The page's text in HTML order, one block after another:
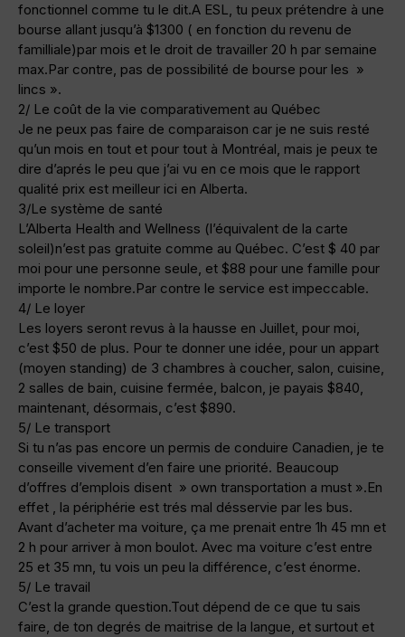
fonctionnel comme tu le dit.A ESL, tu peux prétendre à une
bourse allant jusqu’à $1300 ( en fonction du revenu de
familliale)par mois et le droit de travailler 20 h par semaine
max.Par contre, pas de possibilité de bourse pour les »
lincs ».
2/ Le coût de la vie comparativement au Québec
Je ne peux pas faire de comparaison car je ne suis resté
qu’un mois en tout et pour tout à Montréal, mais je peux te
dire d’aprés le peu que j’ai vu en ce mois que le rapport
qualité prix est meilleur ici en Alberta.
3/Le système de santé
L’Alberta Health and Wellness (l’équivalent de la carte
soleil)n’est pas gratuite comme au Québec. C’est $ 40 par
moi pour une personne seule, et $88 pour une famille pour
importe le nombre.Par contre le service est impeccable.
4/ Le loyer
Les loyers seront revus à la hausse en Juillet, pour moi,
c’est $50 de plus. Pour te donner une idée, pour un appart
(moyen standing) de 3 chambres à coucher, salon, cuisine,
2 salles de bain, cuisine fermée, balcon, je payais $840,
maintenant, désormais, c’est $890.
5/ Le transport
Si tu n’as pas encore un permis de conduire Canadien, je te
conseille vivement d’en faire une priorité. Beaucoup
d’offres d’emplois disent » own transportation a must ».En
effet , la périphérie est trés mal désservie par les bus.
Avant d’acheter ma voiture, ça me prenait entre 1h 45 mn et
2 h pour arriver à mon boulot. Avec ma voiture c’est entre
25 et 35 mn, tu vois un peu la différence, c’est énorme.
5/ Le travail
C’est la grande question.Tout dépend de ce que tu sais
faire, de ton degrés de maitrise de la langue, et surtout et